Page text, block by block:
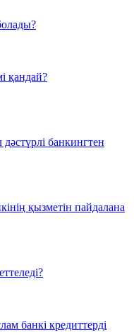
қандай?
банкингтен
қызметін пайдалана
банкі кредиттерді